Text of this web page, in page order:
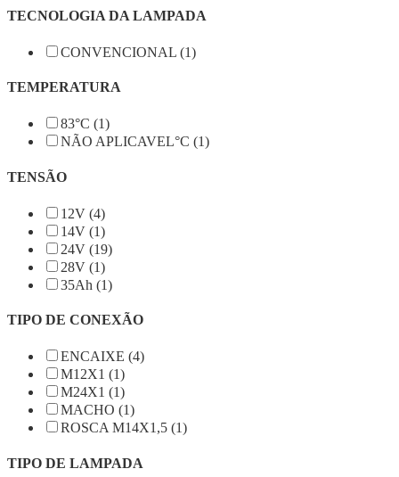
TECNOLOGIA DA LAMPADA
CONVENCIONAL (1)
TEMPERATURA
83°C (1)
NÃO APLICAVEL°C (1)
TENSÃO
12V (4)
14V (1)
24V (19)
28V (1)
35Ah (1)
TIPO DE CONEXÃO
ENCAIXE (4)
M12X1 (1)
M24X1 (1)
MACHO (1)
ROSCA M14X1,5 (1)
TIPO DE LAMPADA